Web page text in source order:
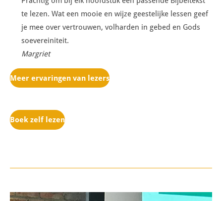
te lezen. Wat een mooie en wijze geestelijke lessen geef
je mee over vertrouwen, volharden in gebed en Gods
soevereiniteit.
Margriet
Meer ervaringen van lezers
Boek zelf lezen